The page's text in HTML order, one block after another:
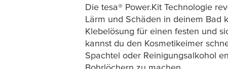
Die tesa® Power.Kit Technologie
Lärm und Schäden in deinem Bad
Klebelösung für einen festen und
kannst du den Kosmetikeimer
Spachtel oder Reinigungsalkohol